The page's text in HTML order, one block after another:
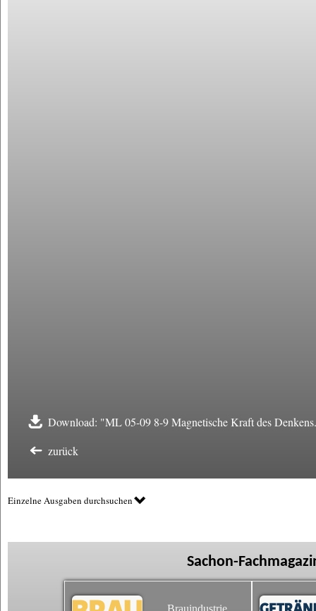
Download: "ML 05-09 8-9 Magnetische Kraft des
zurück
Einzelne Ausgaben durchsuchen
Sachon-
Brauindustrie